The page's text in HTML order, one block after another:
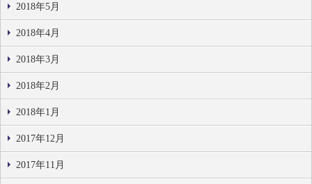
2018年5月
2018年4月
2018年3月
2018年2月
2018年1月
2017年12月
2017年11月